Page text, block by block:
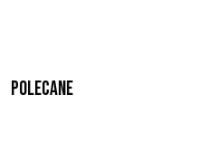
Polecane